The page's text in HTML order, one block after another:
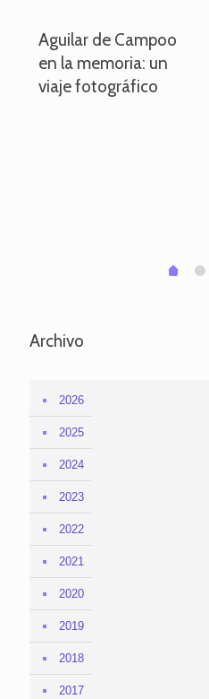
Aguilar de Campoo
en la memoria: un
viaje fotográfico
0 1
Archivo
2026
2025
2024
2023
2022
2021
2020
2019
2018
2017